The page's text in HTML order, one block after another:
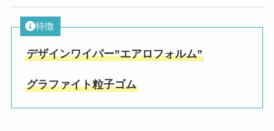
特徴
デザインワイパー”エアロフォルム”
グラファイト粒子ゴム